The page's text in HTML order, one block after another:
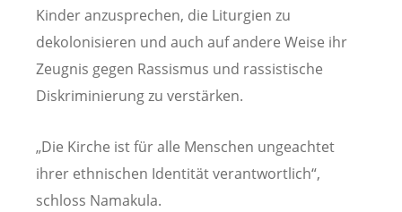
Kinder anzusprechen, die Liturgien zu
dekolonisieren und auch auf andere Weise ihr
Zeugnis gegen Rassismus und rassistische
Diskriminierung zu verstärken.
„Die Kirche ist für alle Menschen ungeachtet
ihrer ethnischen Identität verantwortlich“,
schloss Namakula.